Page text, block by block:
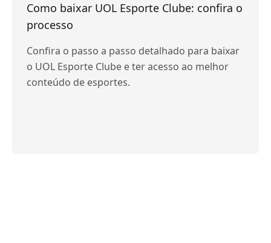
Como baixar UOL Esporte Clube: confira o
processo
Confira o passo a passo detalhado para baixar
o UOL Esporte Clube e ter acesso ao melhor
conteúdo de esportes.